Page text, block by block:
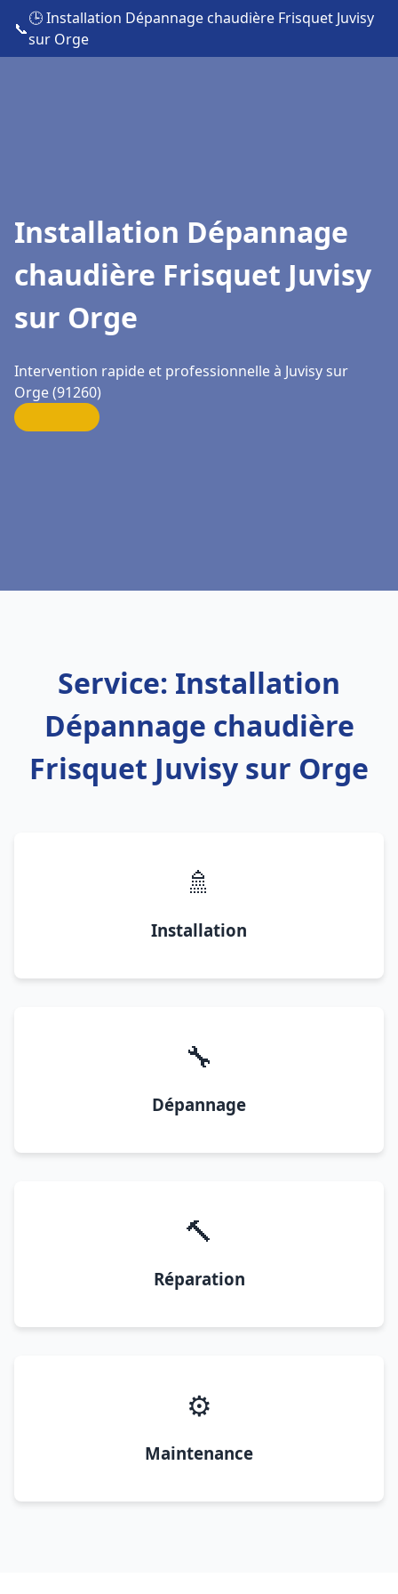
📞
🕒 Installation Dépannage chaudière Frisquet Juvisy
sur Orge
Installation Dépannage
chaudière Frisquet Juvisy
sur Orge
Intervention rapide et professionnelle à Juvisy sur
Orge (91260)
Service: Installation
Dépannage chaudière
Frisquet Juvisy sur Orge
🚿
Installation
🔧
Dépannage
🔨
Réparation
⚙️
Maintenance